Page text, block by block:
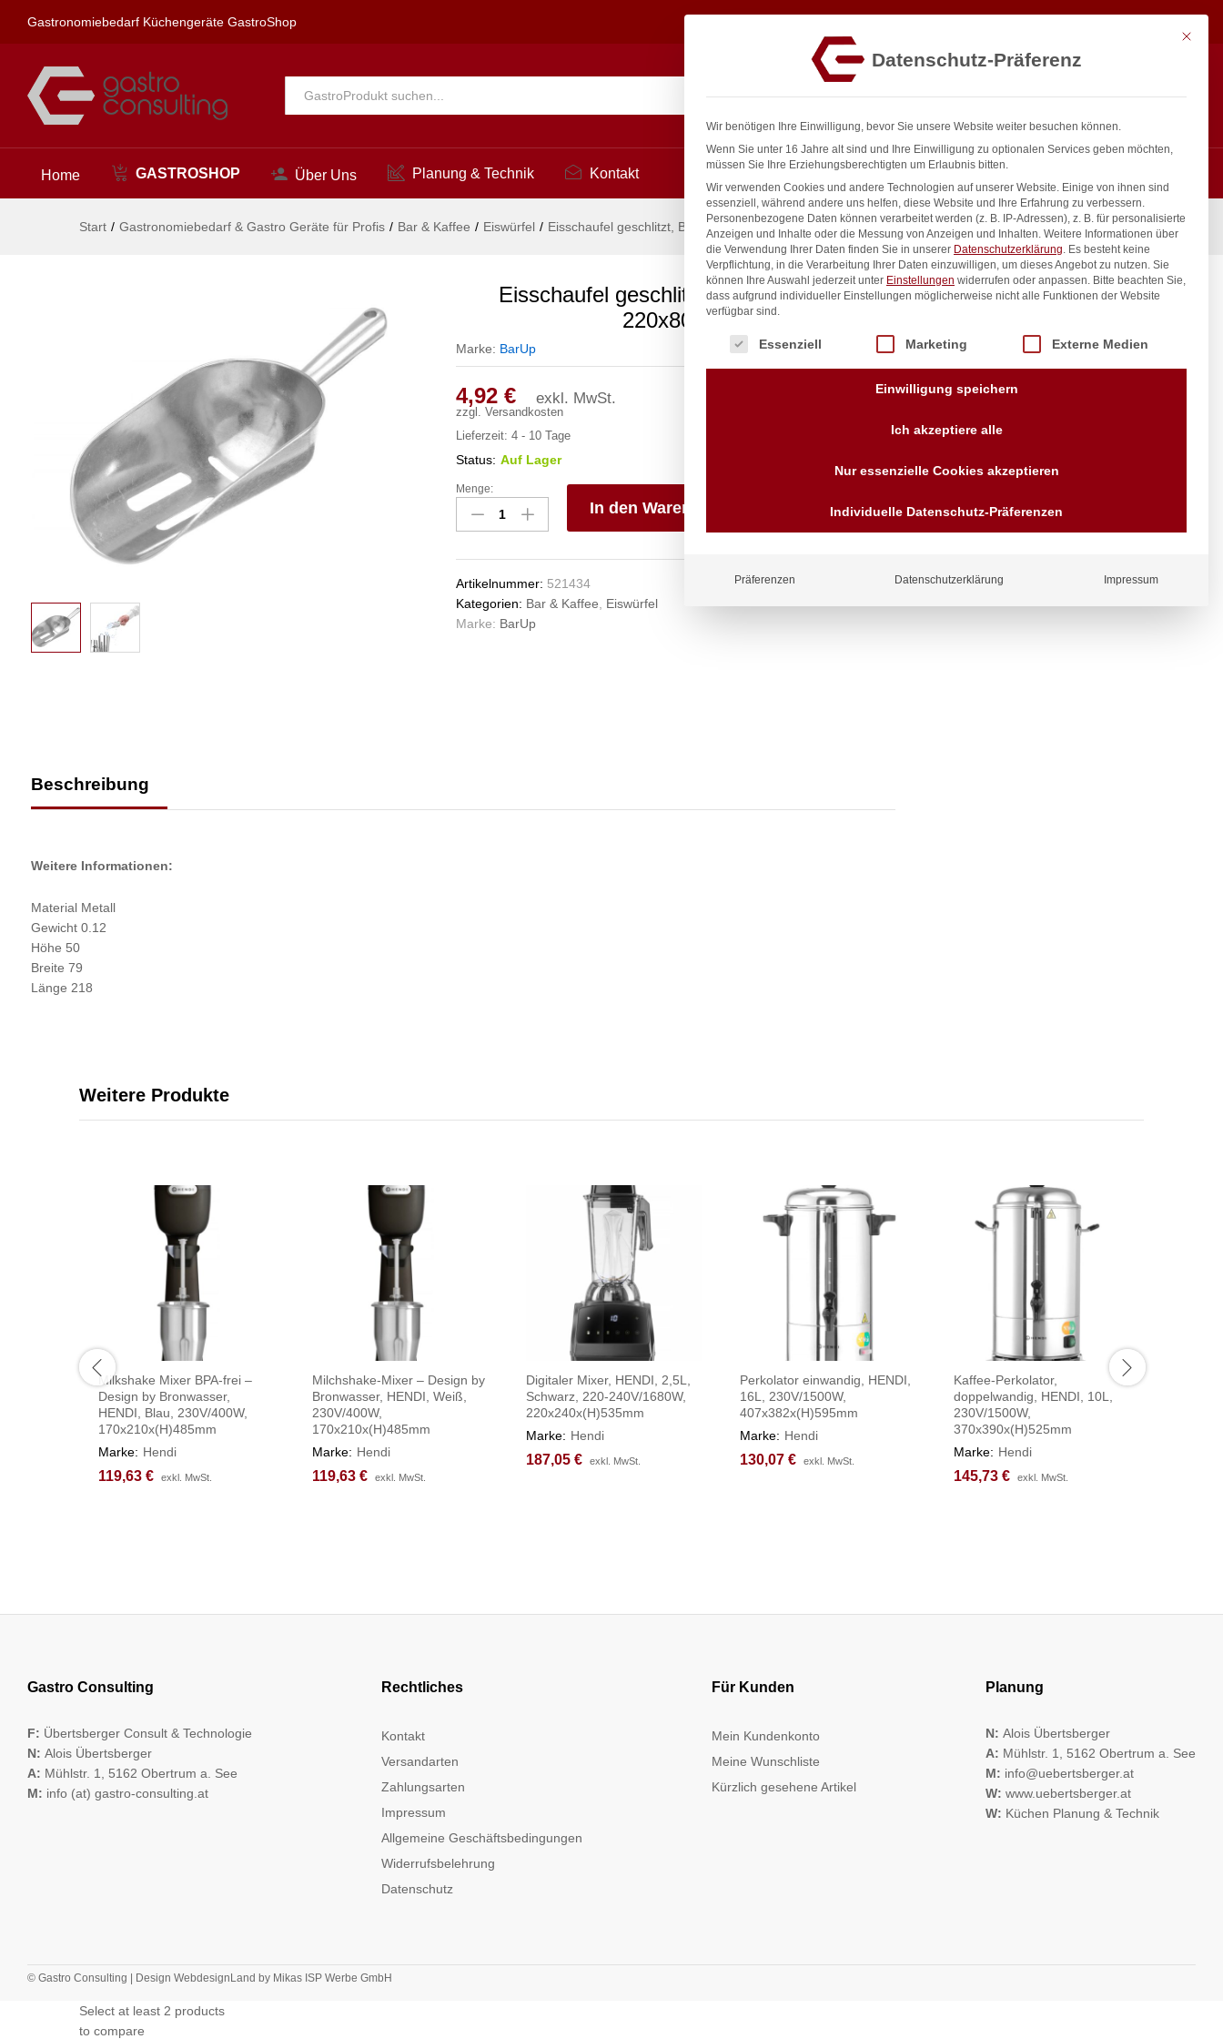
Gastronomiebedarf Küchengeräte GastroShop
Alle Suchen
Home GASTROSHOP Über Uns Planung & Technik Kontakt
Start / Gastronomiebedarf & Gastro Geräte für Profis / Bar & Kaffee / Eiswürfel / Eisschaufel geschlitzt, BarUp, 0,35L, 220x80mm
Eisschaufel geschlitzt, BarUp, 0,35L,
220x80mm
Marke: BarUp
4,92 € exkl. MwSt.
zzgl. Versandkosten
Lieferzeit: 4 - 10 Tage
Status: Auf Lager
Eisschaufel
geschlitzt,
BarUp,
Anzahl
Menge:
In den Warenkorb
Vergl
Artikelnummer: 521434
Kategorien: Bar & Kaffee, Eiswürfel
Marke: BarUp
Beschreibung
Weitere Informationen:
Material Metall
Gewicht 0.12
Höhe 50
Breite 79
Länge 218
inkl. / exkl. MwSt.
Anfragen
Wir sind seit über 40 Jahren
für Sie da
Vorrauskasse Paypal,
Kreditkarte, Direkt
Weitere Produkte
Milkshake Mixer BPA-frei –
Design by Bronwasser,
HENDI, Blau, 230V/400W,
170x210x(H)485mm
Marke: Hendi
119,63 € exkl. MwSt.
119,63 € exkl. MwSt.
Milchshake-Mixer – Design by
Bronwasser, HENDI, Weiß,
230V/400W,
170x210x(H)485mm
Marke: Hendi
119,63 € exkl. MwSt.
119,63 € exkl. MwSt.
Digitaler Mixer, HENDI, 2,5L,
Schwarz, 220-240V/1680W,
220x240x(H)535mm
Marke: Hendi
187,05 € exkl. MwSt.
187,05 € exkl. MwSt.
Perkolator einwandig, HENDI,
16L, 230V/1500W,
407x382x(H)595mm
Marke: Hendi
130,07 € exkl. MwSt.
130,07 € exkl. MwSt.
Kaffee-Perkolator,
doppelwandig, HENDI, 10L,
230V/1500W,
370x390x(H)525mm
Marke: Hendi
145,73 € exkl. MwSt.
145,73 € exkl. MwSt.
Gastro Consulting
F: Übertsberger Consult & Technologie
N: Alois Übertsberger
A: Mühlstr. 1, 5162 Obertrum a. See
M: info (at) gastro-consulting.at
Rechtliches
Kontakt
Versandarten
Zahlungsarten
Impressum
Allgemeine Geschäftsbedingungen
Widerrufsbelehrung
Datenschutz
Für Kunden
Mein Kundenkonto
Meine Wunschliste
Kürzlich gesehene Artikel
Planung
N: Alois Übertsberger
A: Mühlstr. 1, 5162 Obertrum a. See
M: info@uebertsberger.at
W: www.uebertsberger.at
W: Küchen Planung & Technik
© Gastro Consulting | Design WebdesignLand by Mikas ISP Werbe GmbH
Beschreibung
4,92€ exkl. MwSt. In den Warenkorb
Mit
Datenschutz-Präferenz
Wir benötigen Ihre Einwilligung, bevor Sie unsere Website weiter besuchen können.
Wenn Sie unter 16 Jahre alt sind und Ihre Einwilligung zu optionalen Services geben möchten,
müssen Sie Ihre Erziehungsberechtigten um Erlaubnis bitten.
Wir verwenden Cookies und andere Technologien auf unserer Website. Einige von ihnen sind
essenziell, während andere uns helfen, diese Website und Ihre Erfahrung zu verbessern.
Personenbezogene Daten können verarbeitet werden (z. B. IP-Adressen), z. B. für personalisierte
Anzeigen und Inhalte oder die Messung von Anzeigen und Inhalten. Weitere Informationen über
die Verwendung Ihrer Daten finden Sie in unserer Datenschutzerklärung. Es besteht keine
Verpflichtung, in die Verarbeitung Ihrer Daten einzuwilligen, um dieses Angebot zu nutzen. Sie
können Ihre Auswahl jederzeit unter Einstellungen widerrufen oder anpassen. Bitte beachten Sie,
dass aufgrund individueller Einstellungen möglicherweise nicht alle Funktionen der Website
verfügbar sind.
Es folgt eine Liste der Service-Gruppen, für die eine Einwilligung erteilt werden kann.
Essenziell Marketing Externe Medien
Einwilligung speichern
Ich akzeptiere alle
Nur essenzielle Cookies akzeptieren
Individuelle Datenschutz-Präferenzen
Präferenzen Datenschutzerklärung Impressum
Select at least 2 products
to compare